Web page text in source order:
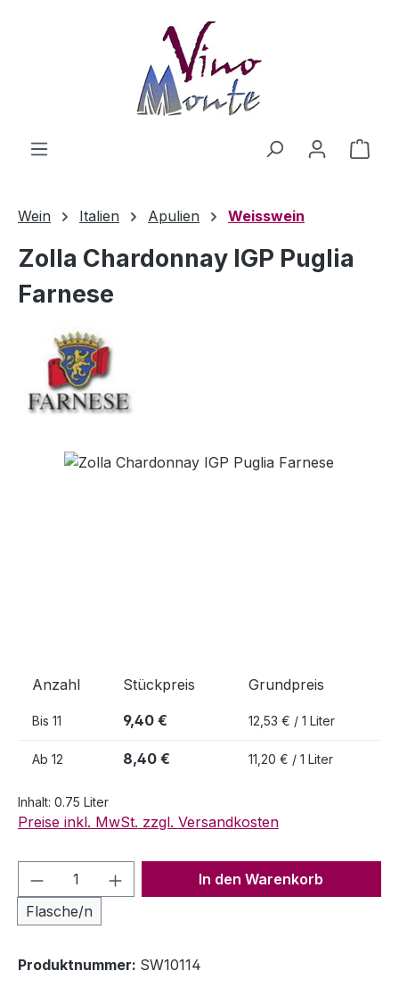
Wein Italien Apulien Weisswein
Zolla Chardonnay IGP Puglia
Farnese
Bildergalerie überspringen
Anzahl Stückpreis Grundpreis
Bis 11 9,40 € 12,53 € / 1 Liter
Ab 12 8,40 € 11,20 € / 1 Liter
Inhalt: 0.75 Liter
Preise inkl. MwSt. zzgl. Versandkosten
Produkt Anzahl: Gib den
Flasche/n
In den Warenkorb
Produktnummer: SW10114